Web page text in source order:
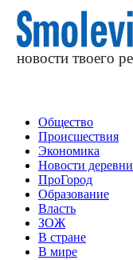
Общество
Происшествия
Экономика
Новости деревни
ПроГород
Образование
Власть
ЗОЖ
В стране
В мире